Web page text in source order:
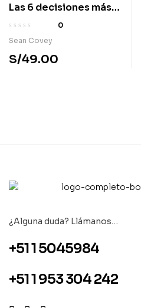
Las 6 decisiones más
importantes de tu vida
0
Sean Covey
S/49.00
¿Alguna duda? Llámanos…
+51 1 5045984
+51 1 953 304 242